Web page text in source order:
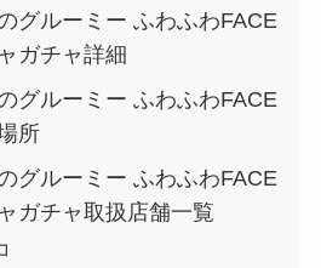
グルーミー ふわふわFACE
ガチャ詳細
グルーミー ふわふわFACE
所
グルーミー ふわふわFACE
ガチャ取扱店舗一覧